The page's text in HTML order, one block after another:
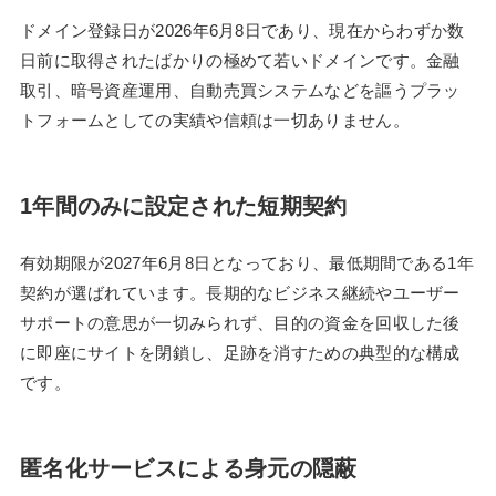
ドメイン登録日が2026年6月8日であり、現在からわずか数
日前に取得されたばかりの極めて若いドメインです。金融
取引、暗号資産運用、自動売買システムなどを謳うプラッ
トフォームとしての実績や信頼は一切ありません。
1年間のみに設定された短期契約
有効期限が2027年6月8日となっており、最低期間である1年
契約が選ばれています。長期的なビジネス継続やユーザー
サポートの意思が一切みられず、目的の資金を回収した後
に即座にサイトを閉鎖し、足跡を消すための典型的な構成
です。
匿名化サービスによる身元の隠蔽